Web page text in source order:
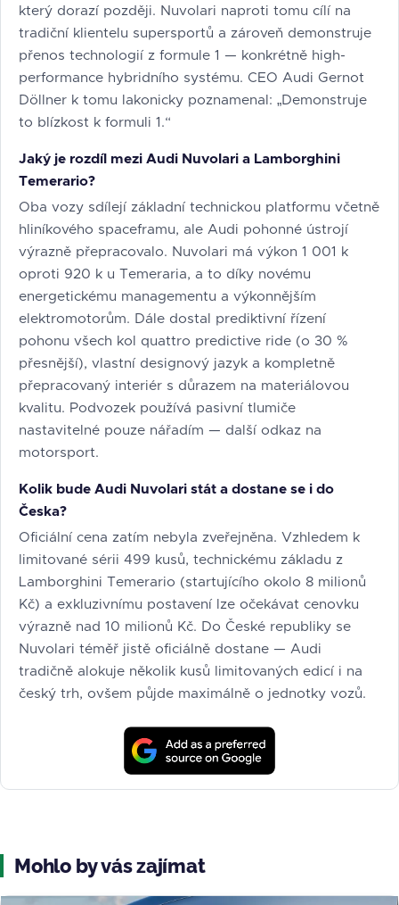
který dorazí později. Nuvolari naproti tomu cílí na
tradiční klientelu supersportů a zároveň demonstruje
přenos technologií z formule 1 — konkrétně high-
performance hybridního systému. CEO Audi Gernot
Döllner k tomu lakonicky poznamenal: „Demonstruje
to blízkost k formuli 1.“
Jaký je rozdíl mezi Audi Nuvolari a Lamborghini
Temerario?
Oba vozy sdílejí základní technickou platformu včetně
hliníkového spaceframu, ale Audi pohonné ústrojí
výrazně přepracovalo. Nuvolari má výkon 1 001 k
oproti 920 k u Temeraria, a to díky novému
energetickému managementu a výkonnějším
elektromotorům. Dále dostal prediktivní řízení
pohonu všech kol quattro predictive ride (o 30 %
přesnější), vlastní designový jazyk a kompletně
přepracovaný interiér s důrazem na materiálovou
kvalitu. Podvozek používá pasivní tlumiče
nastavitelné pouze nářadím — další odkaz na
motorsport.
Kolik bude Audi Nuvolari stát a dostane se i do
Česka?
Oficiální cena zatím nebyla zveřejněna. Vzhledem k
limitované sérii 499 kusů, technickému základu z
Lamborghini Temerario (startujícího okolo 8 milionů
Kč) a exkluzivnímu postavení lze očekávat cenovku
výrazně nad 10 milionů Kč. Do České republiky se
Nuvolari téměř jistě oficiálně dostane — Audi
tradičně alokuje několik kusů limitovaných edicí i na
český trh, ovšem půjde maximálně o jednotky vozů.
Mohlo by vás zajímat